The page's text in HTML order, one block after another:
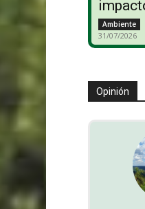
Ambiente
31/07/2026
Opinión